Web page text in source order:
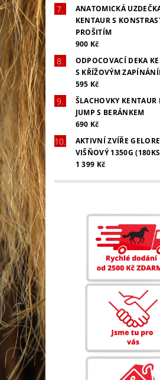
ANATOMICKÁ
KENTAUR S
PROŠITÍM
900 Kč
ODPOCOVACÍ DEKA
S KŘÍŽOVÝM
595 Kč
ŠLACHOVKY KENTAUR
JUMP S BERÁNKEM
690 Kč
AKTIVNÍ ZVÍŘE
VIŠŇOVÝ 1350G
1 399 Kč